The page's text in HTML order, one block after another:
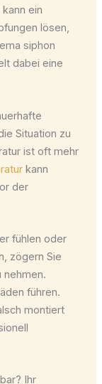
ein
lösen,
siphon
dabei eine
Situation zu
ist oft mehr
kann
der
fühlen oder
zögern Sie
nehmen.
führen.
montiert
Ihr